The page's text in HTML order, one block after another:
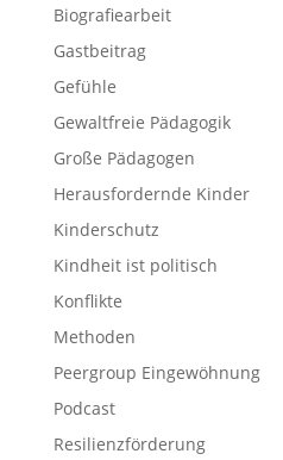
Biografiearbeit
Gastbeitrag
Gefühle
Gewaltfreie Pädagogik
Große Pädagogen
Herausfordernde Kinder
Kinderschutz
Kindheit ist politisch
Konflikte
Methoden
Peergroup Eingewöhnung
Podcast
Resilienzförderung